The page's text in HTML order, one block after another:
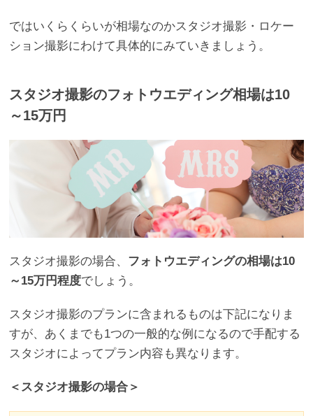
ではいくらくらいが相場なのかスタジオ撮影・ロケー
ション撮影にわけて具体的にみていきましょう。
スタジオ撮影のフォトウエディング相場は10
～15万円
スタジオ撮影の場合、 フォトウエディングの相場は10
～15万円程度でしょう。
スタジオ撮影のプランに含まれるものは下記になりま
すが、あくまでも1つの一般的な例になるので手配する
スタジオによってプラン内容も異なります。
＜スタジオ撮影の場合＞